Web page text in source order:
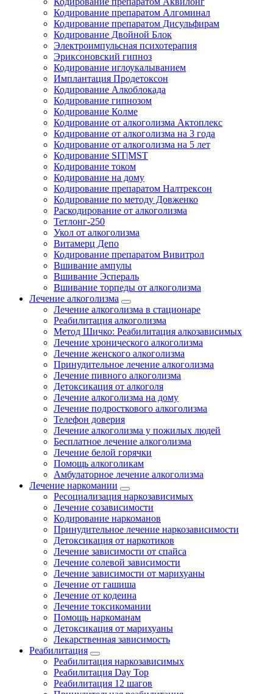
Кодирование препаратом Алгоминал
Кодирование препаратом Дисульфирам
Кодирование Двойной Блок
Электроимпульсная психотерапия
Эриксоновский гипноз
Кодирование иглоукалыванием
Имплантация Продетоксон
Кодирование Алкоблокада
Кодирование гипнозом
Кодирование Колме
Кодирование от алкоголизма Актоплекс
Кодирование от алкоголизма на 3 года
Кодирование от алкоголизма на 5 лет
Кодирование SIT|MST
Кодирование током
Кодирование на дому
Кодирование препаратом Налтрексон
Кодирование по методу Довженко
Раскодирование от алкоголизма
Тетлонг-250
Укол от алкоголизма
Витамерц Депо
Кодирование препаратом Вивитрол
Вшивание ампулы
Вшивание Эспераль
Вшивание торпеды от алкоголизма
Лечение алкоголизма
Лечение алкоголизма в стационаре
Реабилитация алкоголизма
Метод Шичко: Реабилитация алкозависимых
Лечение хронического алкоголизма
Лечение женского алкоголизма
Принудительное лечение алкоголизма
Лечение пивного алкоголизма
Детоксикация от алкоголя
Лечение алкоголизма на дому
Лечение подросткового алкоголизма
Телефон доверия
Лечение алкоголизма у пожилых людей
Бесплатное лечение алкоголизма
Лечение белой горячки
Помощь алкоголикам
Амбулаторное лечение алкоголизма
Лечение наркомании
Ресоциализация наркозависимых
Лечение созависимости
Кодирование наркоманов
Принудительное лечение наркозависимости
Детоксикация от наркотиков
Лечение зависимости от спайса
Лечение солевой зависимости
Лечение зависимости от марихуаны
Лечение от гашиша
Лечение от кодеина
Лечение токсикомании
Помощь наркоманам
Детоксикация от марихуаны
Лекарственная зависимость
Реабилитация
Реабилитация наркозависимых
Реабилитация Day Top
Реабилитация 12 шагов